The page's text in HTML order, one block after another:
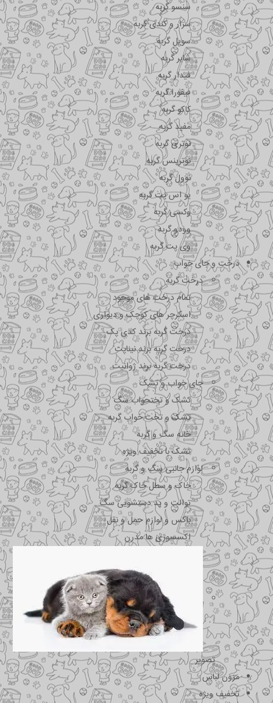
سنسو گربه
سزار و کندی گربه
سویل گربه
شایر گربه
فیدار گربه
فیفورا گربه
کاکو گربه
مفید گربه
نوتری گربه
نوترینس گربه
نوول گربه
یو اس پت گربه
وکسی گربه
وودو گربه
وی پت گربه
درخت و جای خواب
درخت گربه
تمام درخت های موجود
اسکرچر های کوچک و دیواری
درخت گربه برند کدی پک
درخت گربه برند نیناپت
درخت گربه برند ژوانیت
جای خواب و تشک
تشک و تختحواب سگ
تشک و تخت خواب گربه
خانه سگ و گربه
تشک با تخفیف ویژه
لوازم جانبی سگ و گربه
خاک و سطل خاک گربه
توالت و پد دستشویی سگ
باکس و لوازم حمل و نقل
اکسسوری ها مدرن
تصویر
مزون لباس
تخفیف ویژه